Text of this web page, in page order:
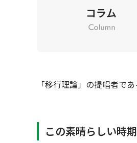
「移行理論」の提唱者で
この素晴らしい時